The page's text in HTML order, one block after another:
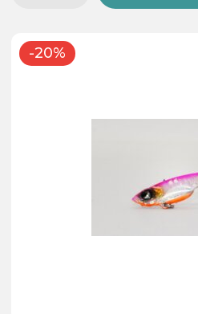
-20%